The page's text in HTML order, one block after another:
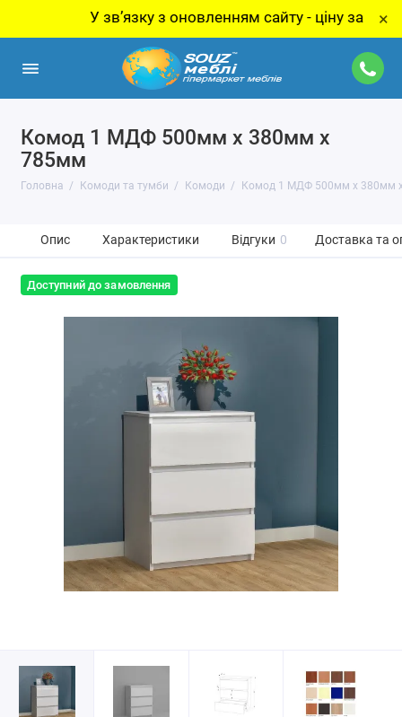
У звʼязку з оновленням сайту - ціну за товар ×
Комод 1 МДФ 500мм x 380мм x
785мм
Головна Комоди та тумби Комоди Комод 1 МДФ 500мм x 380мм
Опис Характеристики Відгуки 0 Доставка та
Доступний до замовлення